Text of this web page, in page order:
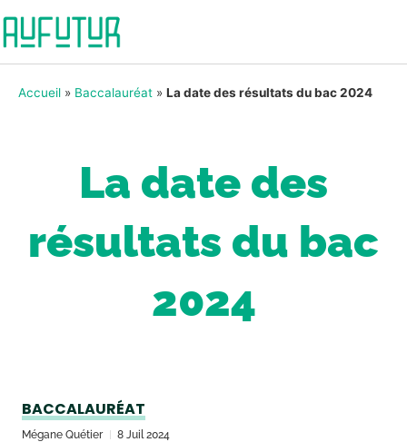
Accueil » Baccalauréat » La date des résultats du bac 2024
La date des
résultats du bac
2024
BACCALAURÉAT
Mégane Quétier 8 Juil 2024